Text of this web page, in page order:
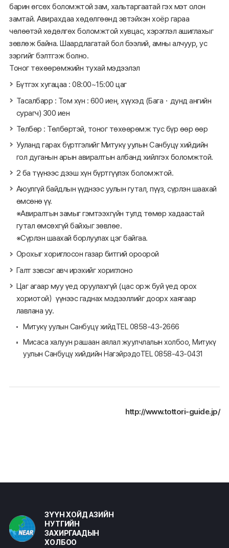
барин өгсөх боломжтой зам, хальтаргаатай гэх мэт олон
замтай. Авирахдаа хөдөлгөөнд эвтэйхэн хоёр гараа
чөлөөтэй хөдөлгөх боломжтой хувцас, хэрэглэл ашиглахыг
зөвлөж байна. Шаардлагатай бол бээлий, амны алчуур, ус
зэргийг бэлтгэж болно.
Тоног төхөөрөмжийн тухай мэдээлэл
Бүтгэх хугацаа : 08:00~15:00 цаг
Тасалбарр : Том хүн : 600 иен, хүүхэд (Бага・дунд ангийн
сурагч) 300 иен
Төлбөр : Төлбөртэй, тоног төхөөрөмж тус бүр өөр өөр
Ууланд гарах бүртгэлийг Митукү уулын Санбуцү хийдийн
гол дуганын арын авиралтын албанд хийлгэх боломжтой.
2 ба түүнээс дээш хүн бүртгүүлэх боломжтой.
Аюулгүй байдлын үүднээс уулын гутал, пүүз, сүрлэн шаахай
өмсөнө үү.
※Авиралтын замыг гэмтээхгүйн тулд төмөр хадаастай
гутал өмсөхгүй байхыг зөвлөе.
※Сүрлэн шаахай борлуулах цэг байгаа.
Орохыг хориглосон газар битгий ороорой
Галт зэвсэг авч ирэхийг хориглоно
Цаг агаар муу үед оруулахгүй (цас орж буй үед орох
хориотой）үүнээс гаднах мэдээллийг доорх хаягаар
лавлана уу.
Митукү уулын Санбуцү хийдTEL 0858-43-2666
Мисаса халуун рашаан аялал жуулчлалын холбоо, Митукү
уулын Санбуцү хийдийн НагэйрэдоTEL 0858-43-0431
http://www.tottori-guide.jp/
ЗҮҮН ХОЙД АЗИЙН
НУТГИЙН
ЗАХИРГААДЫН
ХОЛБОО